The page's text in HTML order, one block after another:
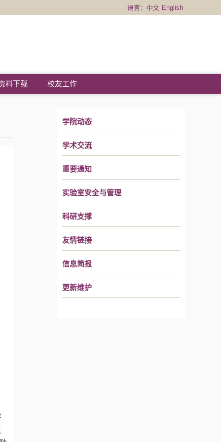
语言： 中文 English
料下载 校友工作
学院动态
学术交流
重要通知
实验室安全与管理
科研支撑
友情链接
信息简报
更新维护